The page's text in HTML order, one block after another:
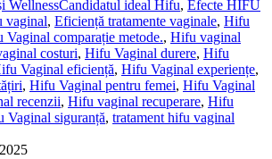
WellnessCandidatul ideal Hifu, Efecte HIFU
vaginal, Eficiență tratamente vaginale, Hifu
Vaginal comparație metode., Hifu vaginal
costuri, Hifu Vaginal durere, Hifu
Vaginal eficiență, Hifu Vaginal experiențe,
, Hifu Vaginal pentru femei, Hifu Vaginal
recenzii, Hifu vaginal recuperare, Hifu
Vaginal siguranță, tratament hifu vaginal